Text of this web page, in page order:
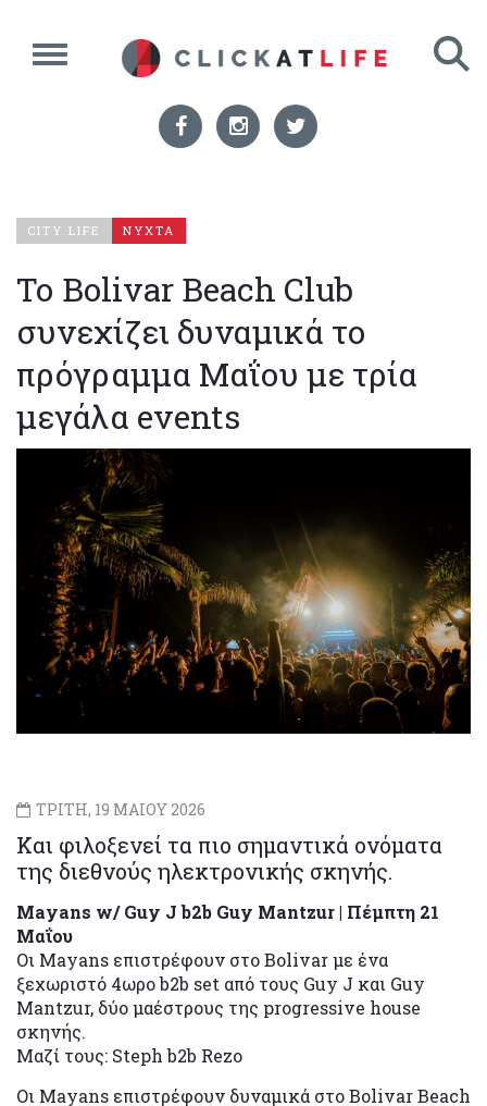
CITY LIFE ΝΥΧΤΑ
Το Bolivar Beach Club
συνεχίζει δυναμικά το
πρόγραμμα Μαΐου με τρία
μεγάλα events
ΤΡΙΤΗ, 19 ΜΑΙΟΥ 2026
Και φιλοξενεί τα πιο σημαντικά ονόματα
της διεθνούς ηλεκτρονικής σκηνής.
Mayans w/ Guy J b2b Guy Mantzur | Πέμπτη 21
Μαΐου
Οι Mayans επιστρέφουν στο Bolivar με ένα
ξεχωριστό 4ωρο b2b set από τους Guy J και Guy
Mantzur, δύο μαέστρους της progressive house
σκηνής.
Μαζί τους: Steph b2b Rezo
Οι Mayans επιστρέφουν δυναμικά στο Bolivar Beach